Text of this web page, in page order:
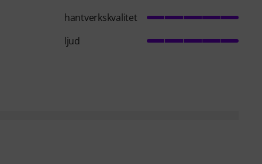
hantverkskvalitet
ljud